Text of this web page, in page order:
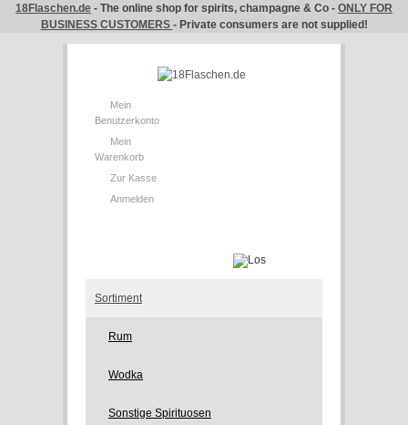
18Flaschen.de - The online shop for spirits, champagne & Co - ONLY FOR
BUSINESS CUSTOMERS - Private consumers are not supplied!
Mein
Benutzerkonto
Mein
Warenkorb
Zur Kasse
Anmelden
Sortiment
Rum
Wodka
Sonstige Spirituosen